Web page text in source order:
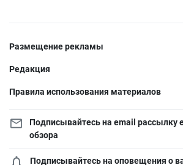
Размещение рекламы
Редакция
Правила использования материалов
Подписывайтесь на email рассылку
обзора
Подписывайтесь на оповещения о